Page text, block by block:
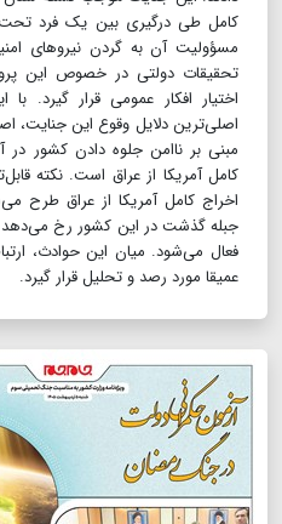
کامل طی درگیری بین یک فرد
مسؤولیت آن به گردن نیروهای
تحقیقات دولتی در خصوص این
اختیار افکار عمومی قرار گیرد.
اصلی‌ترین دلایل وقوع این جنایت،
مبنی بر ناامن جلوه دادن کشور
کامل آمریکا از عراق است. نکته
اخراج کامل آمریکا از عراق طرح
جبله گذشت در این کشور رخ می‌دهد
فعال می‌شود. میان این حوادث،
عمیقا مورد رصد و تحلیل قرار گیرد.